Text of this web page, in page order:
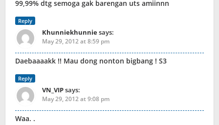
99,99% dtg semoga gak barengan uts amiinnn
Reply
Khunniekhunniesays:
May 29, 2012 at 8:59 pm
Daebaaaakk !! Mau dong nonton bigbang ! S3
Reply
VN_VIPsays:
May 29, 2012 at 9:08 pm
Waa. .